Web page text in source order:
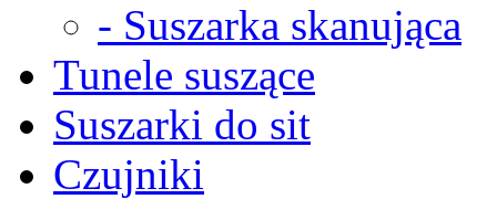
- Suszarka skanująca
Tunele suszące
Suszarki do sit
Czujniki